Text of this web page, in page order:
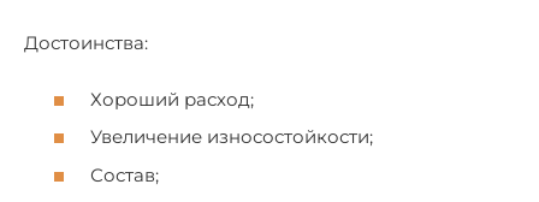
Достоинства:
Хороший расход;
Увеличение износостойкости;
Состав;